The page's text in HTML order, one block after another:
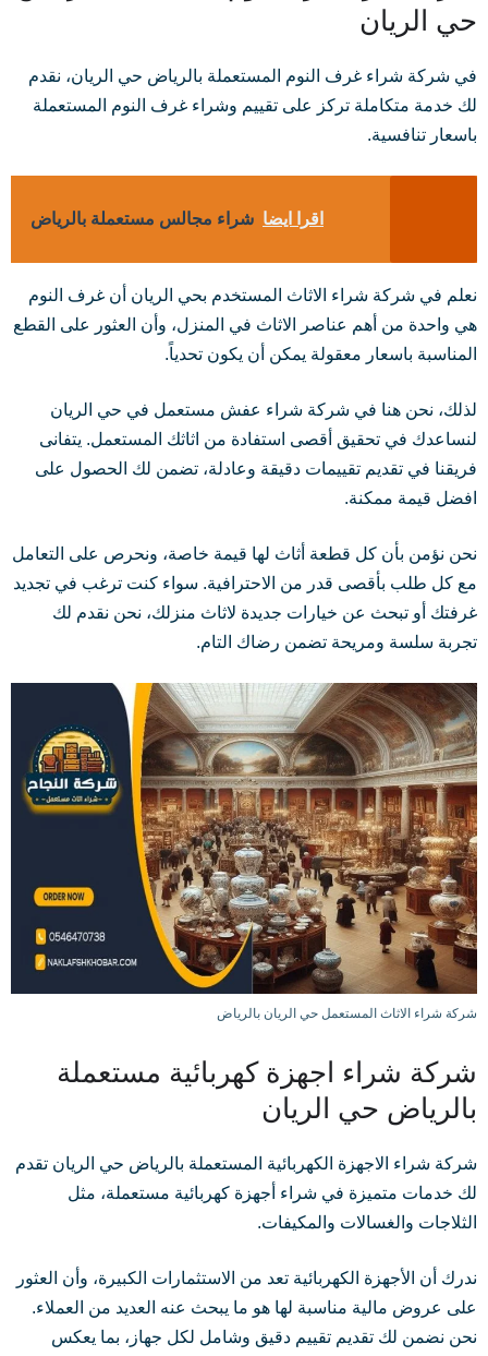
حي الريان
في شركة شراء غرف النوم المستعملة بالرياض حي الريان، نقدم
لك خدمة متكاملة تركز على تقييم وشراء غرف النوم المستعملة
باسعار تنافسية.
اقرا ايضا شراء مجالس مستعملة بالرياض
نعلم في شركة شراء الاثاث المستخدم بحي الريان أن غرف النوم
هي واحدة من أهم عناصر الاثاث في المنزل، وأن العثور على القطع
المناسبة باسعار معقولة يمكن أن يكون تحدياً.
لذلك، نحن هنا في شركة شراء عفش مستعمل في حي الريان
لنساعدك في تحقيق أقصى استفادة من اثاثك المستعمل. يتفانى
فريقنا في تقديم تقييمات دقيقة وعادلة، تضمن لك الحصول على
افضل قيمة ممكنة.
نحن نؤمن بأن كل قطعة أثاث لها قيمة خاصة، ونحرص على التعامل
مع كل طلب بأقصى قدر من الاحترافية. سواء كنت ترغب في تجديد
غرفتك أو تبحث عن خيارات جديدة لاثاث منزلك، نحن نقدم لك
تجربة سلسة ومريحة تضمن رضاك التام.
شركة شراء الاثاث المستعمل حي الريان بالرياض
شركة شراء اجهزة كهربائية مستعملة
بالرياض حي الريان
شركة شراء الاجهزة الكهربائية المستعملة بالرياض حي الريان تقدم
لك خدمات متميزة في شراء أجهزة كهربائية مستعملة، مثل
الثلاجات والغسالات والمكيفات.
ندرك أن الأجهزة الكهربائية تعد من الاستثمارات الكبيرة، وأن العثور
على عروض مالية مناسبة لها هو ما يبحث عنه العديد من العملاء.
نحن نضمن لك تقديم تقييم دقيق وشامل لكل جهاز، بما يعكس